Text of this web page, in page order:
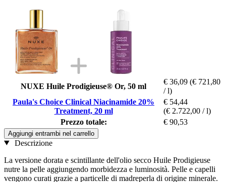
NUXE Huile Prodigieuse® Or, 50 ml
€ 36,09 (€ 721,80
/ l)
Paula's Choice Clinical Niacinamide 20%
Treatment, 20 ml
€ 54,44
(€ 2.722,00 / l)
Prezzo totale:
€ 90,53
Aggiungi entrambi nel carrello
Descrizione
La versione dorata e scintillante dell'olio secco Huile Prodigieuse
nutre la pelle aggiungendo morbidezza e luminosità. Pelle e capelli
vengono curati grazie a particelle di madreperla di origine minerale.